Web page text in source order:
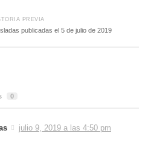
PREVIA
publicadas el 5 de julio de 2019
0
julio 9, 2019 a las 4:50 pm